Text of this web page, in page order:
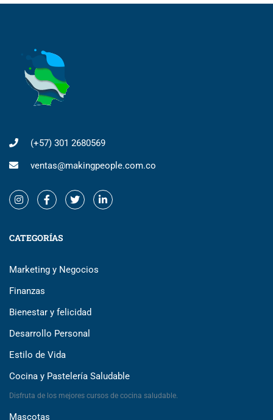
(+57) 301 2680569
ventas@makingpeople.com.co
CATEGORÍAS
Marketing y Negocios
Finanzas
Bienestar y felicidad
Desarrollo Personal
Estilo de Vida
Cocina y Pastelería Saludable
Disfruta de los mejores cursos de cocina saludable.
Mascotas